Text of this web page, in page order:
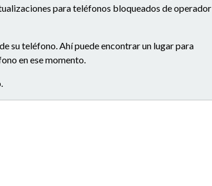
para teléfonos bloqueados de operador
de su teléfono. Ahí puede encontrar un lugar para
en ese momento.